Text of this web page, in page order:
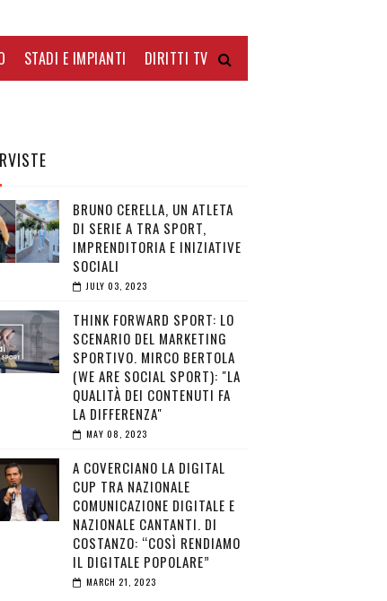
STADI E IMPIANTI DIRITTI TV
BRUNO CERELLA, UN ATLETA
DI SERIE A TRA SPORT,
IMPRENDITORIA E INIZIATIVE
SOCIALI
JULY 03, 2023
THINK FORWARD SPORT: LO
SCENARIO DEL MARKETING
SPORTIVO. MIRCO BERTOLA
(WE ARE SOCIAL SPORT): "LA
QUALITÀ DEI CONTENUTI FA
LA DIFFERENZA"
MAY 08, 2023
A COVERCIANO LA DIGITAL
CUP TRA NAZIONALE
COMUNICAZIONE DIGITALE E
NAZIONALE CANTANTI. DI
COSTANZO: “COSÌ RENDIAMO
IL DIGITALE POPOLARE”
MARCH 21, 2023